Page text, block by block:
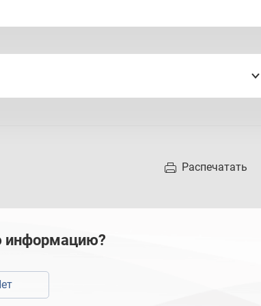
детей дошкольного возраста.
Распечатать
информацию?